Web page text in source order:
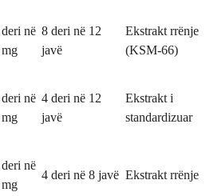
në 8 deri në 12
javë
Ekstrakt rrënje
(KSM-66)
në 4 deri në 12
javë
Ekstrakt i
standardizuar
në
4 deri në 8 javë Ekstrakt rrënje